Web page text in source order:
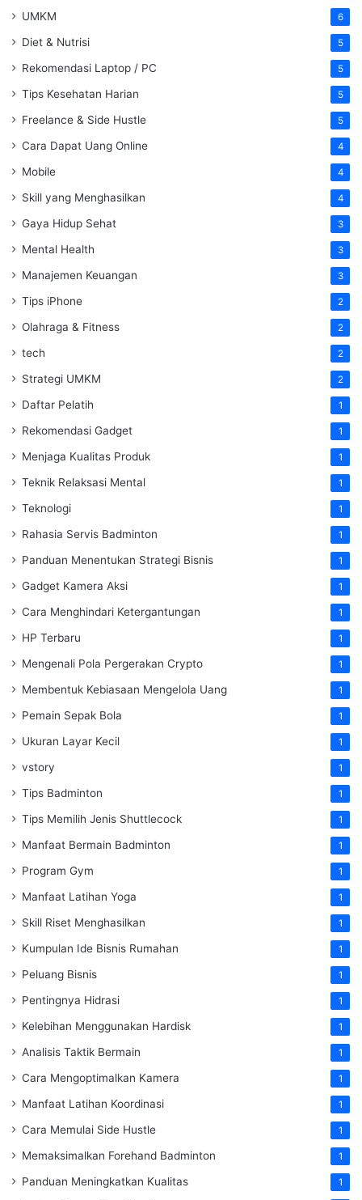
UMKM 6
Diet & Nutrisi 5
Rekomendasi Laptop / PC 5
Tips Kesehatan Harian 5
Freelance & Side Hustle 5
Cara Dapat Uang Online 4
Mobile 4
Skill yang Menghasilkan 4
Gaya Hidup Sehat 3
Mental Health 3
Manajemen Keuangan 3
Tips iPhone 2
Olahraga & Fitness 2
tech 2
Strategi UMKM 2
Daftar Pelatih 1
Rekomendasi Gadget 1
Menjaga Kualitas Produk 1
Teknik Relaksasi Mental 1
Teknologi 1
Rahasia Servis Badminton 1
Panduan Menentukan Strategi Bisnis 1
Gadget Kamera Aksi 1
Cara Menghindari Ketergantungan 1
HP Terbaru 1
Mengenali Pola Pergerakan Crypto 1
Membentuk Kebiasaan Mengelola Uang 1
Pemain Sepak Bola 1
Ukuran Layar Kecil 1
vstory 1
Tips Badminton 1
Tips Memilih Jenis Shuttlecock 1
Manfaat Bermain Badminton 1
Program Gym 1
Manfaat Latihan Yoga 1
Skill Riset Menghasilkan 1
Kumpulan Ide Bisnis Rumahan 1
Peluang Bisnis 1
Pentingnya Hidrasi 1
Kelebihan Menggunakan Hardisk 1
Analisis Taktik Bermain 1
Cara Mengoptimalkan Kamera 1
Manfaat Latihan Koordinasi 1
Cara Memulai Side Hustle 1
Memaksimalkan Forehand Badminton 1
Panduan Meningkatkan Kualitas 1